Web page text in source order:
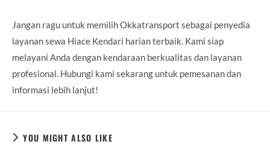
Jangan ragu untuk memilih Okkatransport sebagai penyedia
layanan sewa Hiace Kendari harian terbaik. Kami siap
melayani Anda dengan kendaraan berkualitas dan layanan
profesional. Hubungi kami sekarang untuk pemesanan dan
informasi lebih lanjut!
YOU MIGHT ALSO LIKE